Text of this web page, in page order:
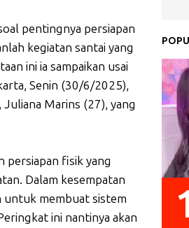
pentingnya persiapan
kegiatan santai yang
ini ia sampaikan usai
Senin (30/6/2025),
Juliana Marins (27), yang
persiapan fisik yang
Dalam kesempatan
untuk membuat sistem
ini nantinya akan